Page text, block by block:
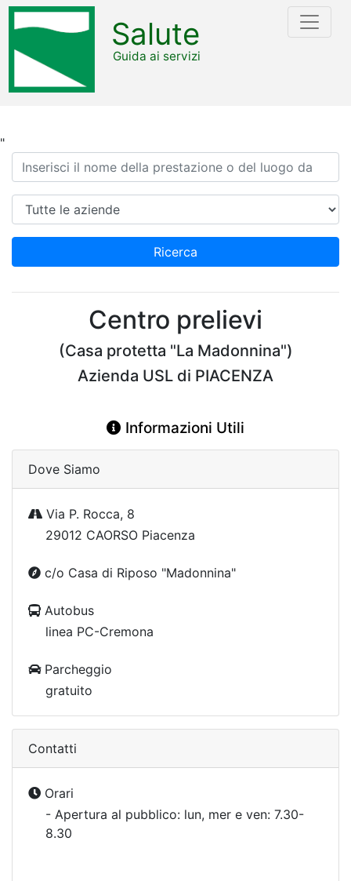
"
Salute
Guida ai servizi
Ricerca
Azienda
Ricerca
Centro prelievi
(Casa protetta "La Madonnina")
Azienda USL di PIACENZA
Informazioni Utili
Dove Siamo
Via P. Rocca, 8
29012 CAORSO Piacenza
c/o Casa di Riposo "Madonnina"
Autobus
linea PC-Cremona
Parcheggio
gratuito
Contatti
Orari
- Apertura al pubblico: lun, mer e ven: 7.30-
8.30